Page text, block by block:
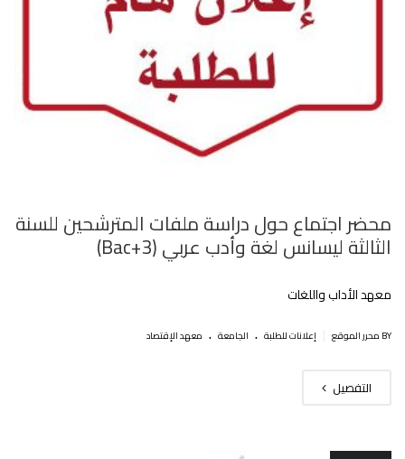
محضر اجتماع حول دراسة ملفات المترشحين للسنة
الثالثة ليسانس لغة وأدب عربي (Bac+3)
معهد الأداب واللغات
BY محرر الموقع إعلانات للطلبة . الجامعة . معهد الإقتصاد
التفصيل